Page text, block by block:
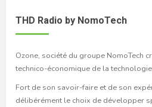
THD Radio by NomoTech
Ozone, société du groupe NomoTech
technico-économique de la
Fort de son savoir-faire et de son
délibérément le choix de développer